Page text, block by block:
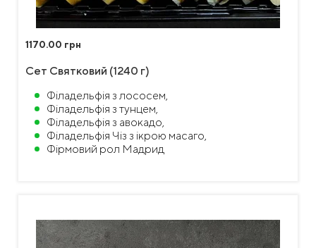
1170.00 грн
Сет Святковий (1240 г)
Філадельфія з лососем,
Філадельфія з тунцем,
Філадельфія з авокадо,
Філадельфія Чіз з ікрою масаго,
Фірмовий рол Мадрид